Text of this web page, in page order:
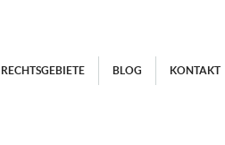
RECHTSGEBIETE BLOG KONTAKT